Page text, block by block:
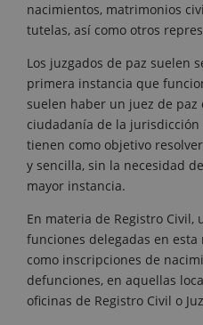
nacimientos, matrimonios
tutelas, así como otros
Los juzgados de paz suelen
primera instancia que
suelen haber un juez de paz
ciudadanía de la jurisdicción
tienen como objetivo
y sencilla, sin la necesidad
mayor instancia.
En materia de Registro Civil,
funciones delegadas en
como inscripciones de
defunciones, en aquellas
oficinas de Registro Civil o